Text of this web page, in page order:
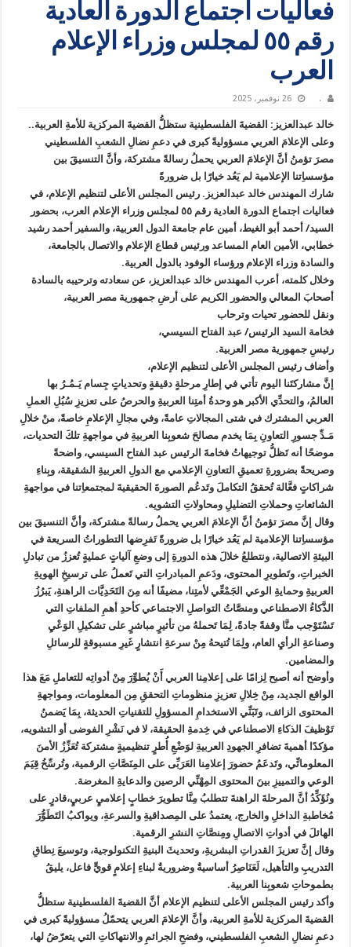
فعاليات اجتماع الدورة العادية
رقم ٥٥ لمجلس وزراء الإعلام
العرب
. 26 نوفمبر، 2025
خالد عبدالعزيز: القضيةَ الفلسطينية ستظلُّ القضيةَ المركزية للأمةِ العربية..
وعلى الإعلامَ العربي مسؤوليةً كبرى في دعمِ نضالِ الشعبِ الفلسطيني
مصرَ تؤمنُ أنَّ الإعلامَ العربي يحملُ رسالةً مشتركة، وأنَّ التنسيقَ بين
مؤسساِتنا الإعلامية لم يَعُد خيارًا بل ضرورةً
شارك المهندس خالد عبدالعزيز. رئيس المجلس الأعلى لتنظيم الإعلام، في
فعاليات اجتماع الدورة العادية رقم ٥٥ لمجلس وزراء الإعلام العرب، بحضور
السيد/ أحمد أبو الغيط، أمين عام جامعة الدول العربية، والسفير أحمد رشيد
خطابي، الأمين العام المساعد ورئيس قطاع الإعلام والاتصال بالجامعة،
والسادة وزراء الإعلام ورؤساء الوفود بالدول العربية.
وخلال كلمته، أعرب المهندس خالد عبدالعزيز، عن سعادته وترحيبه بالسادة
أصحابَ المعالي والحضور الكريم على أرضِ جمهورية مصر العربية،
ونقل للحضور تحيات وترحاب
فخامة السيد الرئيس/ عبد الفتاح السيسي،
رئيسِ جمهورية مصر العربية.
وأضاف رئيس المجلس الأعلى لتنظيم الإعلام،
إنَّ مشاركتَنا اليوم تأتي في إطارِ مرحلةٍ دقيقةٍ وتحدياتٍ جِسام يَـمُـرُ بها
العالمُ، والتحدِّي الأكبر هو وحدةُ أمتِنا العربيةِ والحرصُ على تعزيزِ سُبُلِ العملِ
العربي المشترك في شتى المجالاتِ عامةً، وفي مجالِ الإعلامِ خاصةً، منْ خلالِ
مَـدِّ جسورِ التعاونِ بِمَا يخدم مصالحَ شعوبِنا العربيةِ في مواجهةِ تلكَ التحديات،
موضحًا أنه تَظلُّ توجيهاتُ فخامةَ الرئيس عبد الفتاح السيسي، واضحةً
وصريحةً بضرورةِ تعميقِ التعاونِ الإعلامي مع الدولِ العربيةِ الشقيقة، وبِناءِ
شراكاتٍ فعَّالة تُحققُ التكاملَ وتَدعُم الصورةَ الحقيقيةَ لمجتمعاِتنا في مواجهةِ
الشائعاتِ وحملاتِ التضليلِ ومحاولاتِ التشويه.
وقال إنَّ مصرَ تؤمنُ أنَّ الإعلامَ العربي يحملُ رسالةً مشتركة، وأنَّ التنسيقَ بين
مؤسساِتنا الإعلامية لم يَعُد خيارًا بل ضرورةً تَفرِضها التطوراتُ السريعة في
البيئةِ الاتصالية، ونتطلعُ خلالَ هذه الدورةِ إلى وضعِ آلياتٍ عمليةٍ تُعززُ من تبادلِ
الخبراتِ، وتَطويرِ المحتوى، ودَعمِ المبادراتِ التي تَعملُ على ترسيخِ الهويةِ
العربيةِ وحمايةِ الوعي الجَمْعِّي لأمتِنا، مضيفًا أنه مِنَ التَحَدِيَّات الراهنةِ، يَبرُزُ
الذَّكاءُ الاصطناعي ومنصَّاتُ التواصلِ الاجتماعي كأحدِ أهمِ الملفاتِ التي
تَسْتَوْجب منَّا وقفةً جادةً، لِمَا تَحملهُ من تأثيرٍ مباشرٍ على تشكيلِ الوَعْيِ
وصناعةِ الرأيِ العام، ولِمَا تُتيحهُ مِنْ سرعةِ انتشارٍ غَيرِ مسبوقةٍ للرسائلِ
والمضامين.
وأوضح أنه أصبح لِزامًا على إعلامِنا العربي أَنْ يُطوِّرَ مِنْ أدواتِه للتعاملِ مَعَ هذا
الواقع الجديد، مِنْ خِلالِ تعزيزِ منظوماتِ التحققِ مِن المعلومات، ومواجهةِ
المحتوى الزائف، وتَبَنِّي الاستخدامِ المسؤولِ للتقنياتِ الحديثة، بِمَا يَضمنُ
تَوْظيفَ الذكاءِ الاصطناعي في خِدمةِ الحقيقة، لا في نَشْرِ الفوضى أو التشويه،
مؤكدًا أهميةَ تضافرِ الجهودِ العربيةِ لوَضْعِ أُطرٍ تنظيميةٍ مشتركة تُعَزِّزُ الأمنَ
المعلوماتِّي، وتَدعَمُ حضورَ إعلامِنا العَرَبِّى على المِنَصَّاتِ الرقمية، وتُرسِّخُ قِيَمَ
الوعي والتمييزِ بينَ المحتوى المِهْنِّي الرصين والدعايةِ المغرضة.
ونُؤَكِّدُ أنَّ المرحلةَ الراهنةَ تتطلبُ مِنَّا تطويرَ خطابٍ إعلاميٍ عربيٍ،قادرٍ على
مُخاطبةِ الداخلِ والخارج، يعتمدُ على المِصداقيةِ والسرعةِ، ويواكبُ التَطَوُّرَ
الهائلَ في أدواتِ الاتصالِ ومِنصَّاتِ النشرِ الرقمية.
وقال إنَّ تعزيزَ القدراتِ البشريةِ، وتحديثَ البنيةِ التكنولوجية، وتوسيعَ نِطاقِ
التدريبِ والتأهيل، لَعَنَاصِرُ أساسيةٌ وضروريةٌ لبناءِ إعلامٍ قويٍّ فاعل، يليقُ
بطموحاتِ شعوبِنا العربية.
وأكد رئيس المجلس الأعلى لتنظيم الإعلام أنَّ القضيةَ الفلسطينية ستظلُّ
القضيةَ المركزية للأمةِ العربية، وأنَّ الإعلامَ العربي يتحمّلُ مسؤوليةً كبرى في
دعمِ نضالِ الشعبِ الفلسطيني، وفضحِ الجرائمِ والانتهاكاتِ التي يتعرّضُ لها،